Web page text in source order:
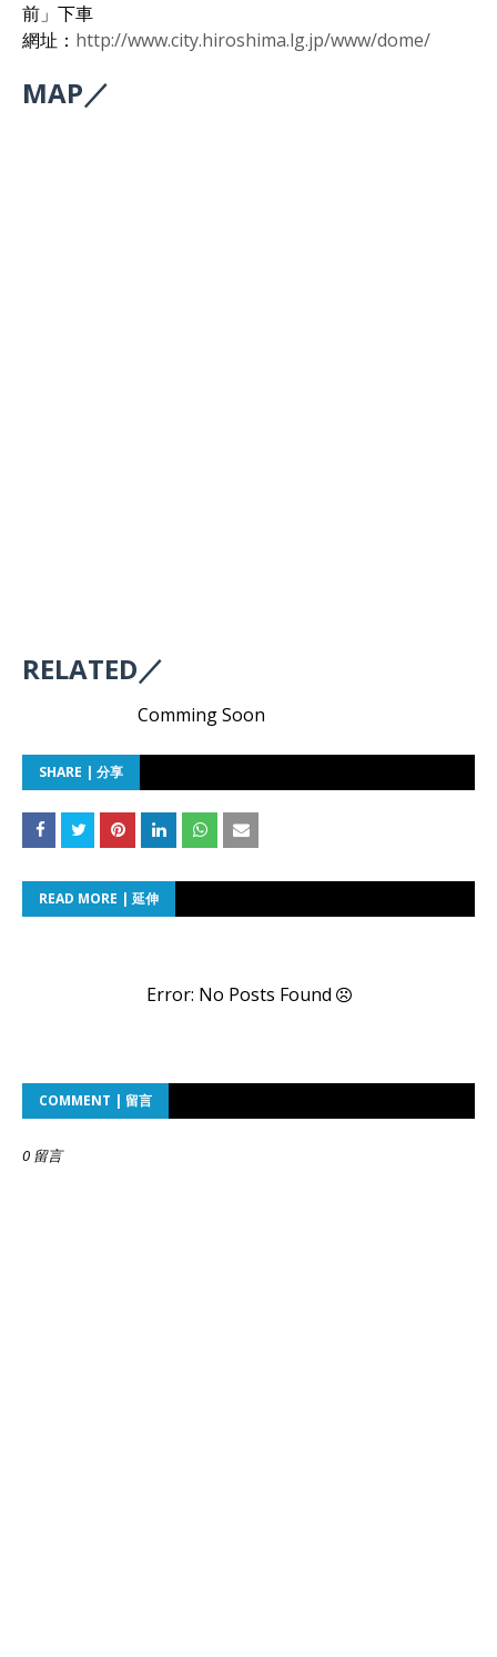
前」下車
網址： http://www.city.hiroshima.lg.jp/www/dome/
MAP／
RELATED／
Comming Soon
SHARE | 分享
READ MORE | 延伸
Error: No Posts Found
COMMENT | 留言
0 留言